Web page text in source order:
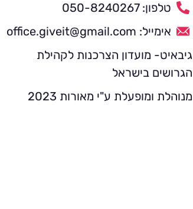
טלפון: 050-8240267
אימייל: office.giveit@gmail.com
גיבאיט- מועדון הצרכנות לקהילת
הגרושים בישראל
מנוהלת ומופעלת ע"י מאורות 2023